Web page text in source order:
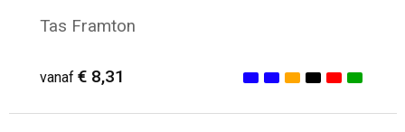
Tas Framton
vanaf € 8,31